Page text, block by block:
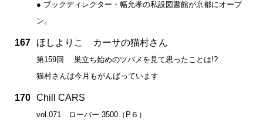
● ブックディレクター・幅允孝の私設図書館が京都にオープ
ン。
167 ほしよりこ カーサの猫村さん
第159回 巣立ち始めのツバメを見て思ったことは!?
猫村さんは今月もがんばっています
170 Chill CARS
vol.071 ローバー 3500（P６）